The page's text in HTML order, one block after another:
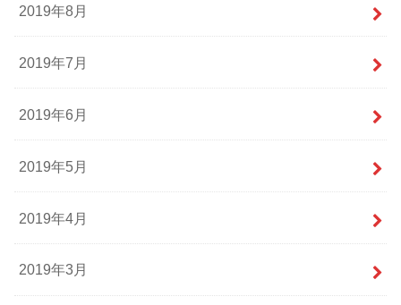
2019年8月
2019年7月
2019年6月
2019年5月
2019年4月
2019年3月